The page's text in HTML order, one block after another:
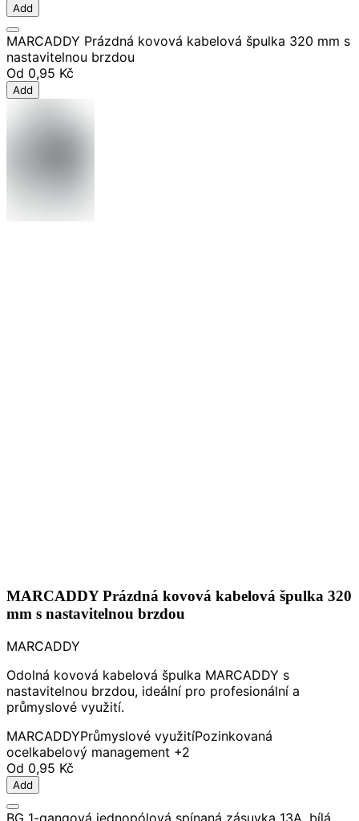
Add
MARCADDY Prázdná kovová kabelová špulka 320 mm s
nastavitelnou brzdou
Od 0,95 Kč
Add
MARCADDY Prázdná kovová kabelová špulka 320
mm s nastavitelnou brzdou
MARCADDY
Odolná kovová kabelová špulka MARCADDY s
nastavitelnou brzdou, ideální pro profesionální a
průmyslové využití.
MARCADDYPrůmyslové využitíPozinkovaná
ocelkabelový management +2
Od 0,95 Kč
Add
BG 1-gangová jednopólová spínaná zásuvka 13A, bílá